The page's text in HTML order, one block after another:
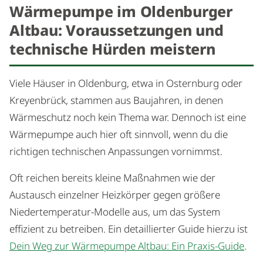
Wärmepumpe im Oldenburger
Altbau: Voraussetzungen und
technische Hürden meistern
Viele Häuser in Oldenburg, etwa in Osternburg oder
Kreyenbrück, stammen aus Baujahren, in denen
Wärmeschutz noch kein Thema war. Dennoch ist eine
Wärmepumpe auch hier oft sinnvoll, wenn du die
richtigen technischen Anpassungen vornimmst.
Oft reichen bereits kleine Maßnahmen wie der
Austausch einzelner Heizkörper gegen größere
Niedertemperatur-Modelle aus, um das System
effizient zu betreiben. Ein detaillierter Guide hierzu ist
Dein Weg zur Wärmepumpe Altbau: Ein Praxis-Guide.